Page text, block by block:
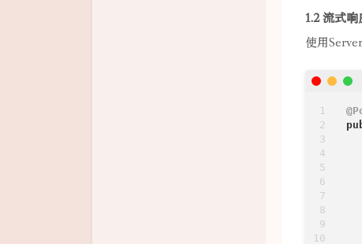
1.2 流式响
使用